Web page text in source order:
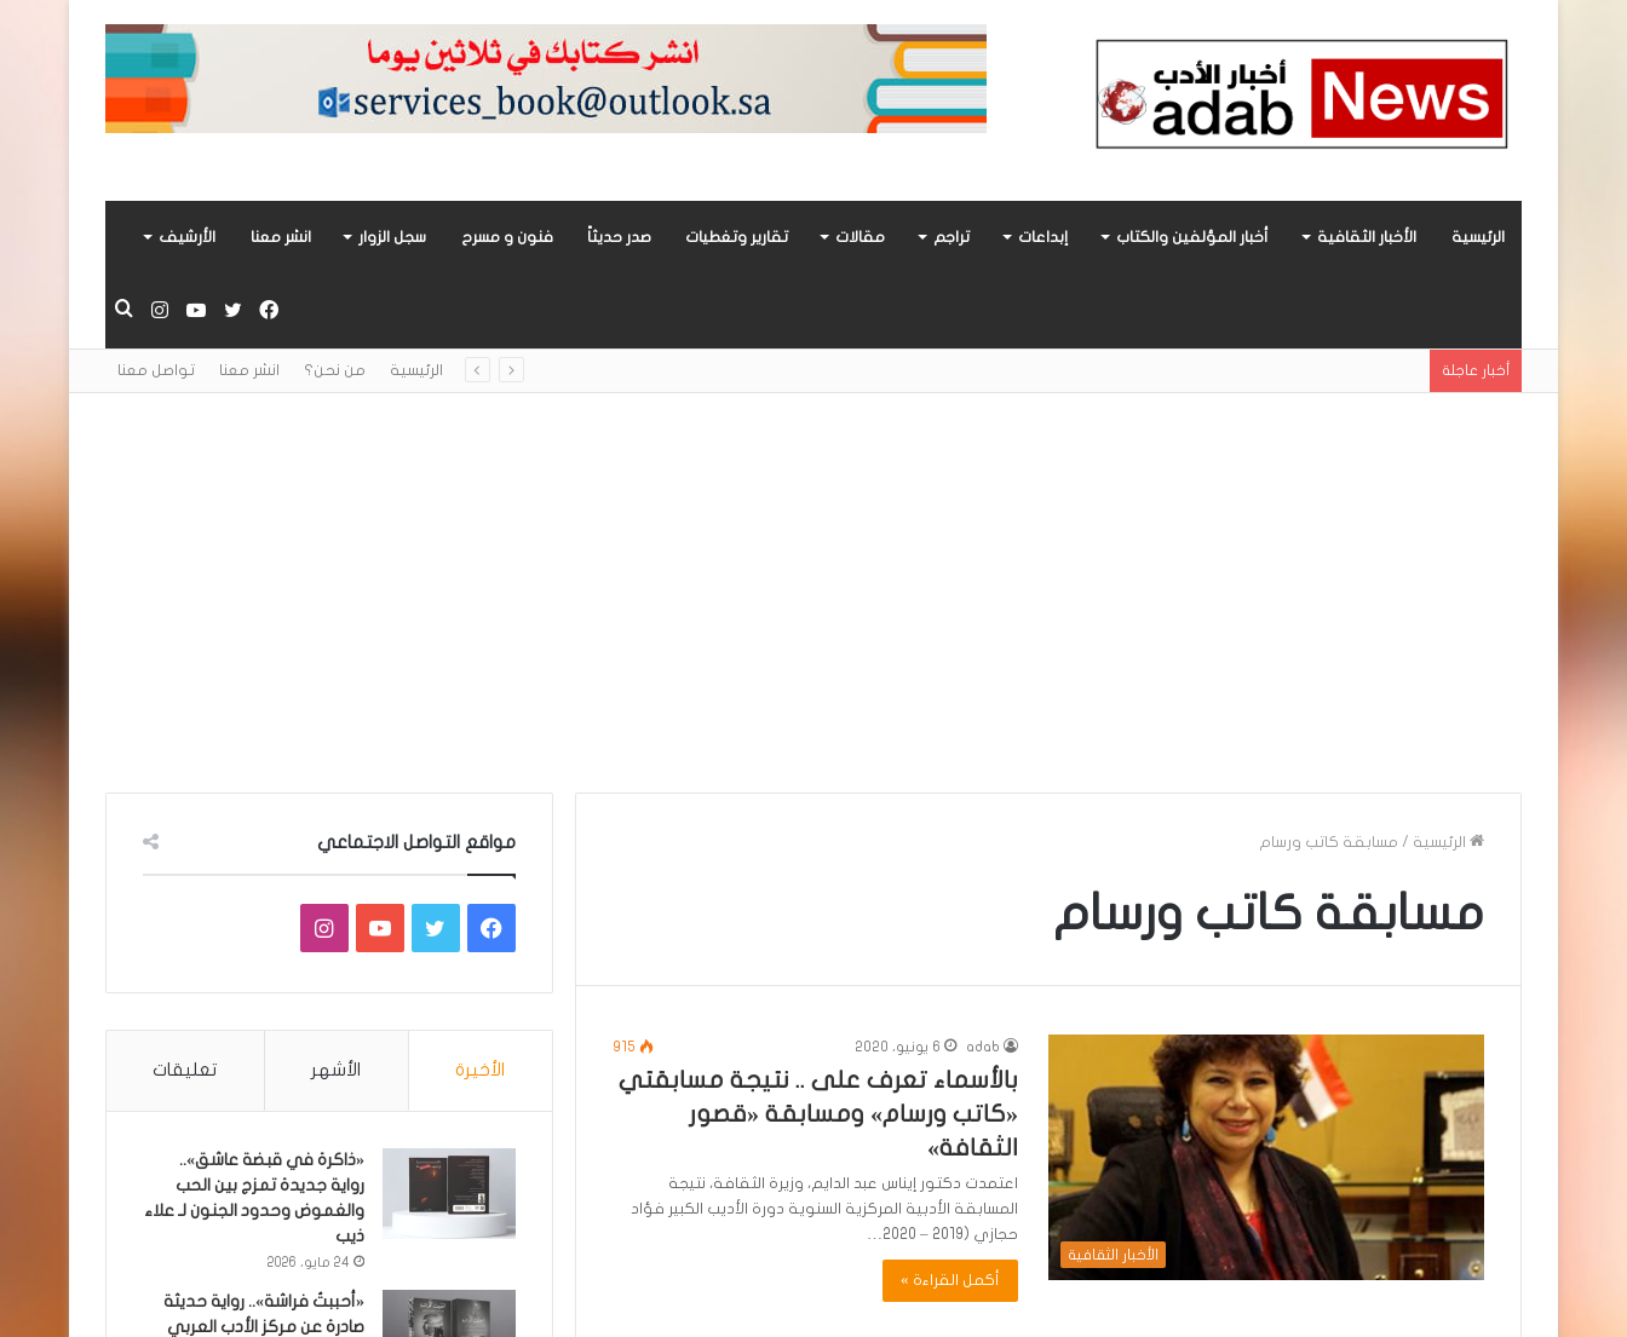
الرئيسية الأخبار الثقافية أخبار المؤلفين والكتاب إبداعات تراجم مقالات تقارير وتغطيات صدر حديثاً فنون و مسرح سجل الزوار انشر معنا الأرشيف
بحث
انستقراميوتيوبتويتر
فيسبوك
أخبار عاجلة الرئيسية من نحن؟ انشر معنا تواصل معنا
الرئيسية / مسابقة كاتب ورسام
مسابقة كاتب ورسام
الأخبار الثقافية
adab 6 يونيو، 2020 915
بالأسماء تعرف على .. نتيجة مسابقتي
«كاتب ورسام» ومسابقة «قصور
الثقافة»
اعتمدت دكتور إيناس عبد الدايم، وزيرة الثقافة، نتيجة
المسابقة الأدبية المركزية السنوية دورة الأديب الكبير فؤاد
حجازي (2019 – 2020…
أكمل القراءة »
مواقع التواصل الاجتماعي
فيسبوكتويتر يوتيوبانستقرام
الأخيرة الأشهر تعليقات
«ذاكرة في قبضة عاشق»..
رواية جديدة تمزج بين الحب
والغموض وحدود الجنون لـ علاء
ذيب
24 مايو، 2026
«أحببتُ فراشة».. رواية حديثة
صادرة عن مركز الأدب العربي